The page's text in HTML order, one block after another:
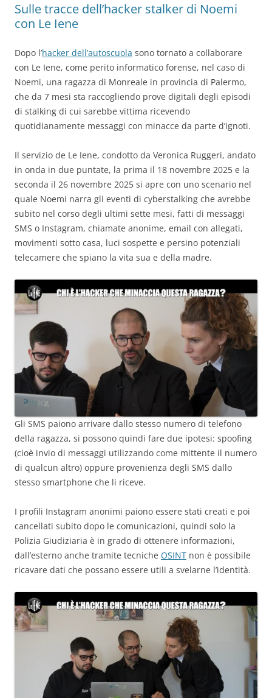
Sulle tracce dell’hacker stalker di Noemi
con Le Iene
Dopo l’hacker dell’autoscuola sono tornato a collaborare
con Le Iene, come perito informatico forense, nel caso di
Noemi, una ragazza di Monreale in provincia di Palermo,
che da 7 mesi sta raccogliendo prove digitali degli episodi
di stalking di cui sarebbe vittima ricevendo
quotidianamente messaggi con minacce da parte d’ignoti.
Il servizio de Le Iene, condotto da Veronica Ruggeri, andato
in onda in due puntate, la prima il 18 novembre 2025 e la
seconda il 26 novembre 2025 si apre con uno scenario nel
quale Noemi narra gli eventi di cyberstalking che avrebbe
subito nel corso degli ultimi sette mesi, fatti di messaggi
SMS o Instagram, chiamate anonime, email con allegati,
movimenti sotto casa, luci sospette e persino potenziali
telecamere che spiano la vita sua e della madre.
Gli SMS paiono arrivare dallo stesso numero di telefono
della ragazza, si possono quindi fare due ipotesi: spoofing
(cioè invio di messaggi utilizzando come mittente il numero
di qualcun altro) oppure provenienza degli SMS dallo
stesso smartphone che li riceve.
I profili Instagram anonimi paiono essere stati creati e poi
cancellati subito dopo le comunicazioni, quindi solo la
Polizia Giudiziaria è in grado di ottenere informazioni,
dall’esterno anche tramite tecniche OSINT non è possibile
ricavare dati che possano essere utili a svelarne l’identità.